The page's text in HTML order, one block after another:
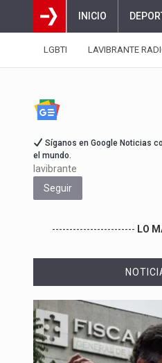
INICIO
LGBTI LAVIBRANTE
Síganos en Google Noticias
el mundo.
lavibrante
Seguir
------------------------ LO